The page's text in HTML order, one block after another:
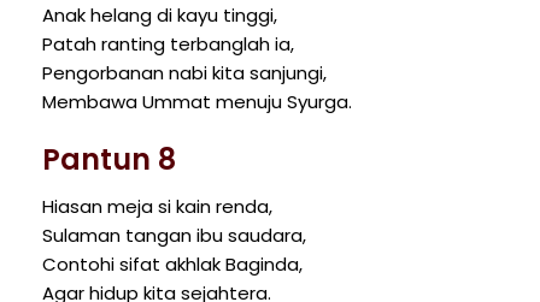
Anak helang di kayu tinggi,
Patah ranting terbanglah ia,
Pengorbanan nabi kita sanjungi,
Membawa Ummat menuju Syurga.
Pantun 8
Hiasan meja si kain renda,
Sulaman tangan ibu saudara,
Contohi sifat akhlak Baginda,
Agar hidup kita sejahtera.